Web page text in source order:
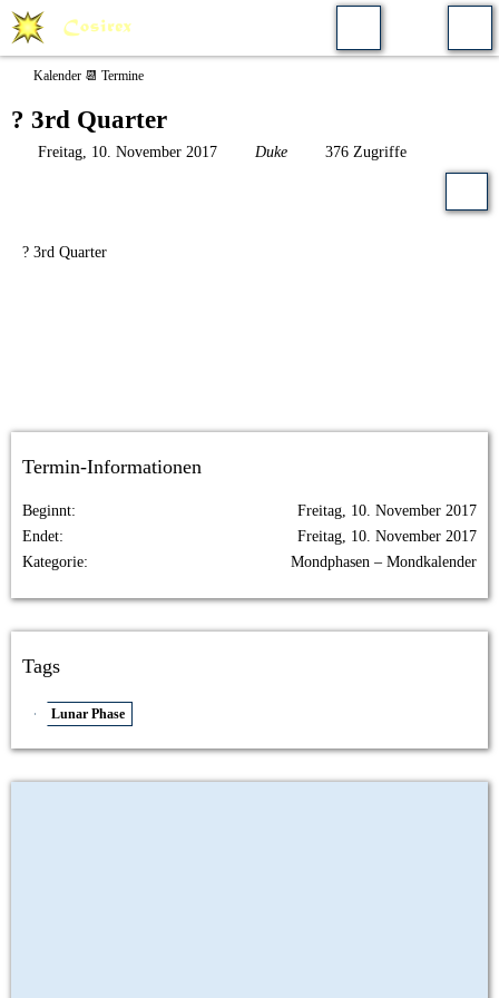
Kalender 📆 Termine
? 3rd Quarter
Freitag, 10. November 2017 Duke 376 Zugriffe
? 3rd Quarter
Termin-Informationen
Beginnt
Freitag, 10. November 2017
Endet
Freitag, 10. November 2017
Kategorie
Mondphasen – Mondkalender
Tags
Lunar Phase